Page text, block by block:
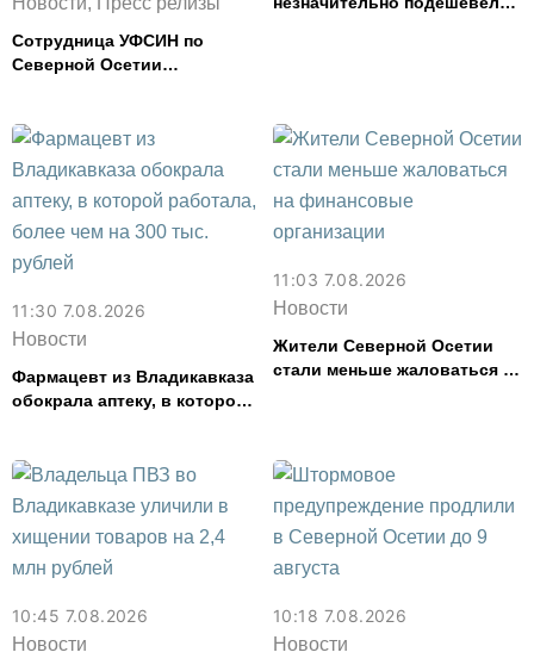
Сотрудница УФСИН по
Северной Осетии
смыслов»
11:30 7.08.2026
Новости
Фармацевт из Владикавказа
обокрала аптеку, в которой
11:03 7.08.2026
Новости
Жители Северной Осетии
стали меньше жаловаться на
10:45 7.08.2026
Новости
10:18 7.08.2026
Новости